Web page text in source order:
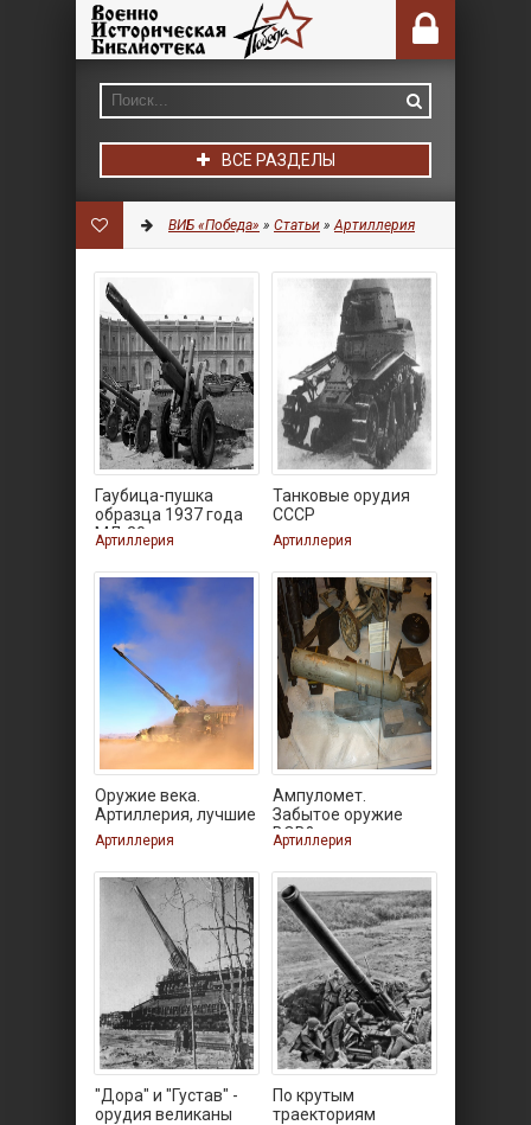
ВСЕ РАЗДЕЛЫ
ВИБ «Победа» » Статьи »Артиллерия
Гаубица-пушка
образца 1937 года
МЛ-20
Артиллерия
Танковые орудия
СССР
Артиллерия
Оружие века.
Артиллерия, лучшие
пушки
Артиллерия
Ампуломет.
Забытое оружие
ВОВ?
Артиллерия
"Дора" и "Густав" -
орудия великаны
По крутым
траекториям